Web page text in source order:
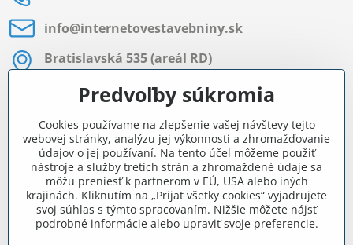
info​@internetovestavebniny​.sk
Bratislavská 535 (areál RD)
Most pri Bratislave
Pon - Pia 8:00 - 11:30 a 12:15 - 15:30
Facebook
Navigácia
Všetko o nákupe
Predvoľby súkromia
Cookies používame na zlepšenie vašej návštevy tejto
webovej stránky, analýzu jej výkonnosti a zhromažďovanie
údajov o jej používaní. Na tento účel môžeme použiť
nástroje a služby tretích strán a zhromaždené údaje sa
môžu preniesť k partnerom v EÚ, USA alebo iných
krajinách. Kliknutím na „Prijať všetky cookies“ vyjadrujete
svoj súhlas s týmto spracovaním. Nižšie môžete nájsť
podrobné informácie alebo upraviť svoje preferencie.